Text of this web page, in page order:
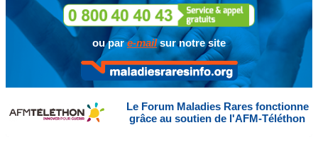
ou pare-mailsur notre site
Le Forum Maladies Rares fonctionne
grâce au soutien de l'AFM-Téléthon